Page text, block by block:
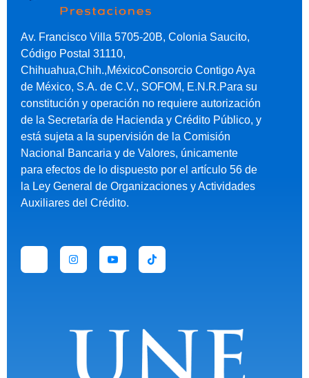
Av. Francisco Villa 5705-20B, Colonia Saucito,
Código Postal 31110,
Chihuahua,Chih.,MéxicoConsorcio Contigo Aya
de México, S.A. de C.V., SOFOM, E.N.R.Para su
constitución y operación no requiere autorización
de la Secretaría de Hacienda y Crédito Público, y
está sujeta a la supervisión de la Comisión
Nacional Bancaria y de Valores, únicamente
para efectos de lo dispuesto por el artículo 56 de
la Ley General de Organizaciones y Actividades
Auxiliares del Crédito.